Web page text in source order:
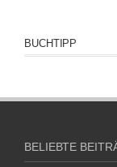
BUCHTIPP
BELIEBTE